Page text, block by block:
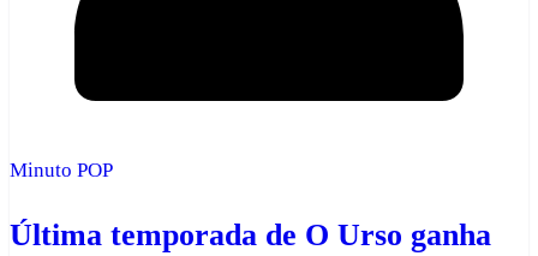
Minuto POP
Última temporada de O Urso ganha